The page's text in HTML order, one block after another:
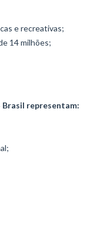
e recreativas;
14 milhões;
Brasil representam: